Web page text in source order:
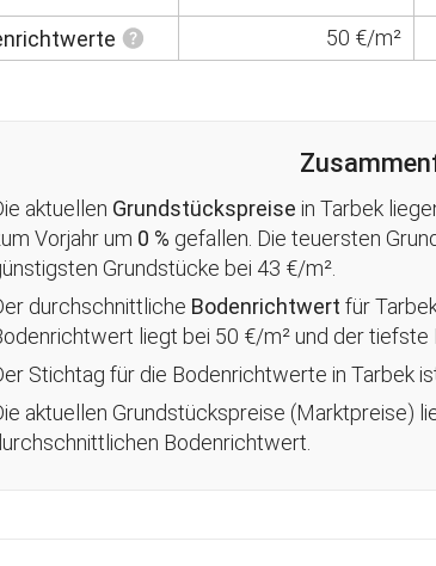
50 €/m²
aktuellen Grundstückspreise in Tarbek
Vorjahr um 0 % gefallen . Die teuersten
Grundstücke bei 43 €/m².
durchschnittliche Bodenrichtwert für
liegt bei 50 €/m² und der
Stichtag für die Bodenrichtwerte in Tarbek
aktuellen Grundstückspreise (Marktpreise)
Bodenrichtwert.